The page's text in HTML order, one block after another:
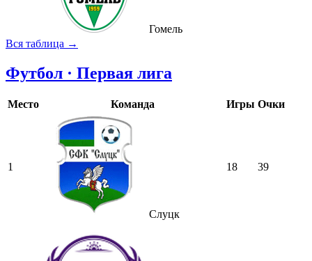
Гомель
Вся таблица →
Футбол · Первая лига
Место Команда Игры Очки
1
Слуцк
18 39